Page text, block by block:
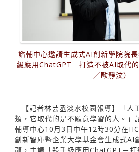
諮輔中心邀請生成式AI創新學院院
級應用ChatGPT－打造不被AI取代
／歐靜汶）
【記者林芸丞淡水校園報導】「人
類，它取代的是不願意學習的人。」
輔導中心10月3日中午12時30分在
創新智庫暨企業大學基金會生成式AI
龍，主講「殺手級應用ChatGPT－